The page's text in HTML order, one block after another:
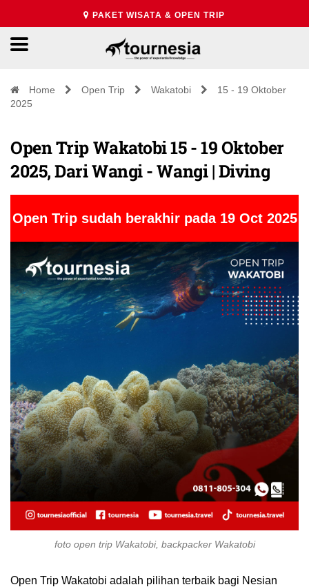
PAKET WISATA & OPEN TRIP
Home Open Trip Wakatobi
15 - 19 Oktober
2025
Open Trip Wakatobi 15 - 19 Oktober
2025, Dari Wangi - Wangi | Diving
Open Trip sudah berakhir pada 19 Oct 2025
foto open trip Wakatobi, backpacker Wakatobi
Open Trip Wakatobi adalah pilihan terbaik bagi Nesian